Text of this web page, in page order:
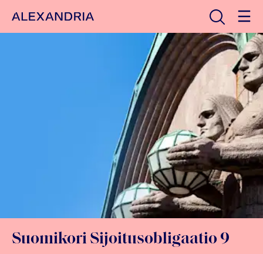
Etusivulle Avaa haku
Suomikori Sijoitusobligaatio 9